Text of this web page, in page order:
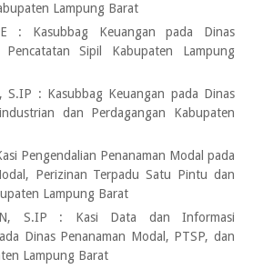
Lampung Barat
:
Kasubbag Keuangan pada Dinas
Sipil Kabupaten Lampung
S.IP : Kasubbag Keuangan pada Dinas
dan Perdagangan Kabupaten
Pengendalian Penanaman Modal pada
Perizinan Terpadu Satu Pintu dan
Lampung Barat
S.IP
:
Kasi Data dan Informasi
Dinas Penanaman Modal, PTSP, dan
Lampung Barat